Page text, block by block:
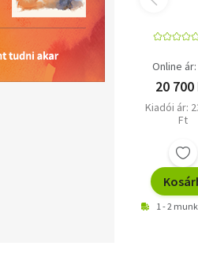
2010
Online ár:
20
Kiadói ár:
Ft
1 - 2